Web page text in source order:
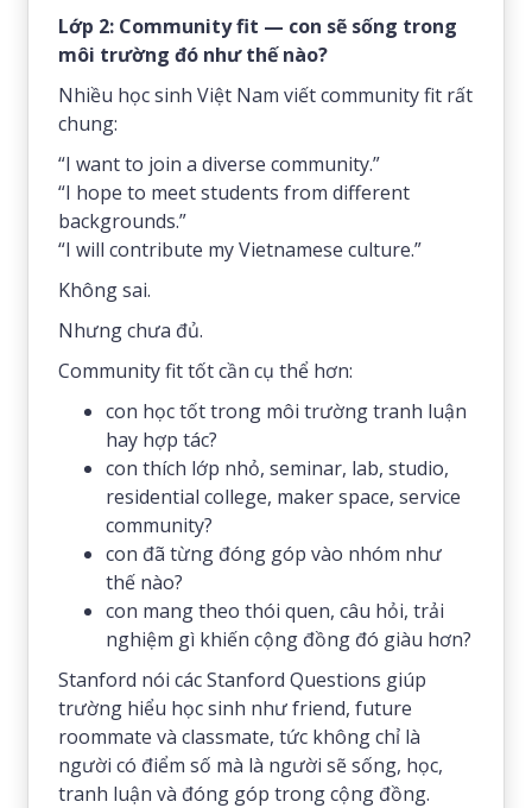
Lớp 2: Community fit — con sẽ sống trong
môi trường đó như thế nào?
Nhiều học sinh Việt Nam viết community fit rất
chung:
“I want to join a diverse community.”
“I hope to meet students from different
backgrounds.”
“I will contribute my Vietnamese culture.”
Không sai.
Nhưng chưa đủ.
Community fit tốt cần cụ thể hơn:
con học tốt trong môi trường tranh luận
hay hợp tác?
con thích lớp nhỏ, seminar, lab, studio,
residential college, maker space, service
community?
con đã từng đóng góp vào nhóm như
thế nào?
con mang theo thói quen, câu hỏi, trải
nghiệm gì khiến cộng đồng đó giàu hơn?
Stanford nói các Stanford Questions giúp
trường hiểu học sinh như friend, future
roommate và classmate, tức không chỉ là
người có điểm số mà là người sẽ sống, học,
tranh luận và đóng góp trong cộng đồng.